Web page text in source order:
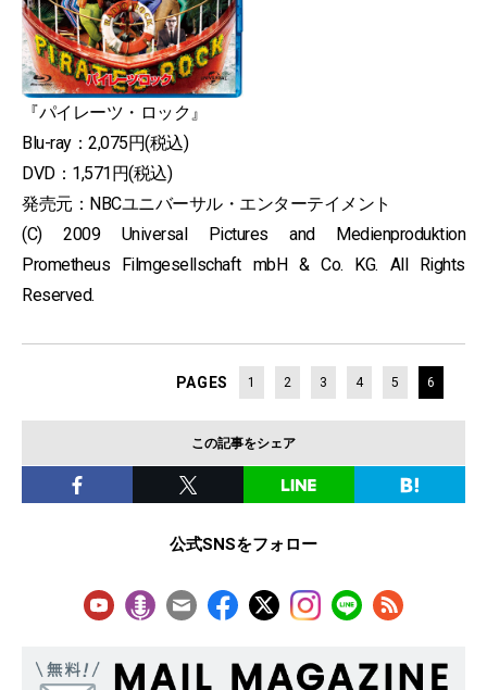
『パイレーツ・ロック』
Blu-ray：2,075円(税込)
DVD：1,571円(税込)
発売元：NBCユニバーサル・エンターテイメント
(C) 2009 Universal Pictures and Medienproduktion
Prometheus Filmgesellschaft mbH & Co. KG. All Rights
Reserved.
PAGES 1 2 3 4 5 6
この記事をシェア
公式SNSをフォロー